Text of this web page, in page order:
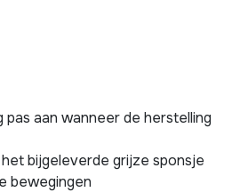
pas aan wanneer de herstelling
bijgeleverde grijze sponsje
bewegingen